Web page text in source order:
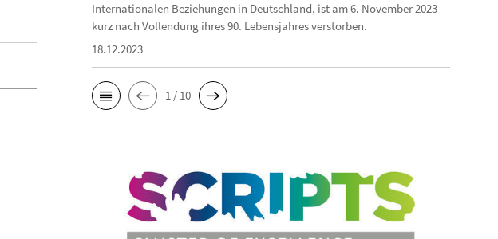
Internationalen Beziehungen in Deutschland, ist am 6. November 2023
kurz nach Vollendung ihres 90. Lebensjahres verstorben.
18.12.2023
1 / 10